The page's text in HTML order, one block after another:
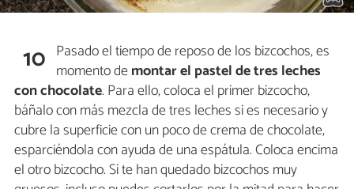
10 Pasado el tiempo de reposo de los bizcochos, es
momento demontar el pastel de tres leches
con chocolate. Para ello, coloca el primer bizcocho,
báñalo con más mezcla de tres leches si es necesario y
cubre la superficie con un poco de crema de chocolate,
esparciéndola con ayuda de una espátula. Coloca encima
el otro bizcocho. Si te han quedado bizcochos muy